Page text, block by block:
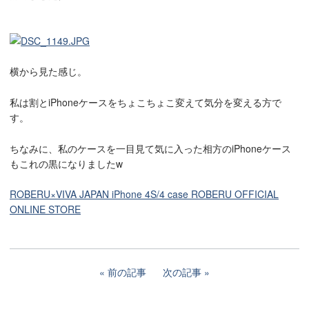
横から見た感じ。
私は割とiPhoneケースをちょこちょこ変えて気分を変える方で
す。
ちなみに、私のケースを一目見て気に入った相方のiPhoneケース
もこれの黒になりましたw
ROBERU×VIVA JAPAN iPhone 4S/4 case ROBERU OFFICIAL
ONLINE STORE
前の記事 次の記事